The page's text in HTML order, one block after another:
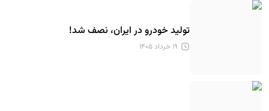
تولید خودرو در ایران، نصف شد!
۱۹ خرداد ۱۴۰۵